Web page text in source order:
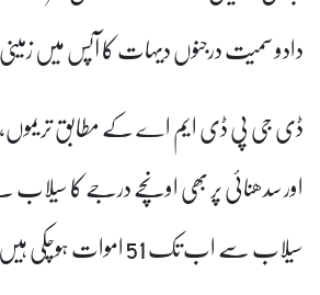
دادو سمیت درجنوں دیہات کا آپس میں زمینی
ڈی جی پی ڈی ایم اے کے مطابق تریموں، ہیڈ
اور سدھنائی پر بھی اونچے درجے کا
سیلاب سے اب تک 51 اموات ہوچکی ہیں ۔